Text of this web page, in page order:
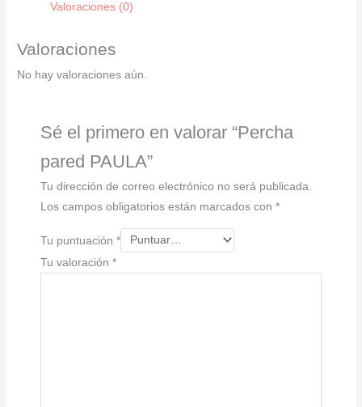
Valoraciones (0)
Valoraciones
No hay valoraciones aún.
Sé el primero en valorar “Percha
pared PAULA”
Tu dirección de correo electrónico no será publicada.
Los campos obligatorios están marcados con*
Tu puntuación*
Tu valoración*